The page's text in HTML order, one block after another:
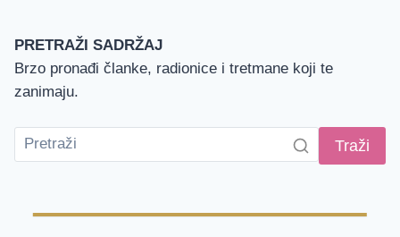
PRETRAŽI SADRŽAJ
Brzo pronađi članke, radionice i tretmane koji te
zanimaju.
Traži